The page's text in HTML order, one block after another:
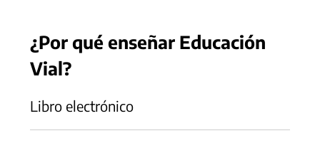
¿Por qué enseñar Educación
Vial?
Libro electrónico